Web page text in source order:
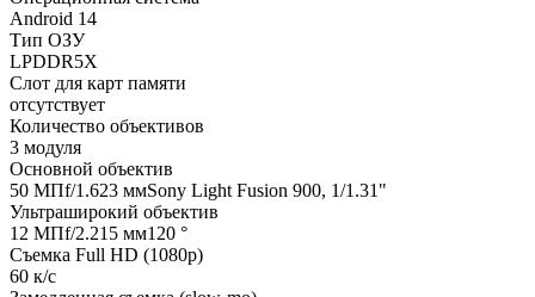
Android 14
Тип ОЗУ
LPDDR5X
Слот для карт памяти
отсутствует
Количество объективов
3 модуля
Основной объектив
50 МПf/1.623 ммSony Light Fusion 900, 1/1.31"
Ультраширокий объектив
12 МПf/2.215 мм120 °
Съемка Full HD (1080p)
60 к/с